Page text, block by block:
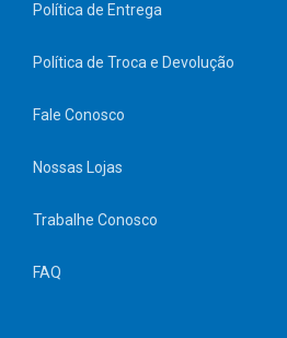
Política de Entrega
Política de Troca e Devolução
Fale Conosco
Nossas Lojas
Trabalhe Conosco
FAQ